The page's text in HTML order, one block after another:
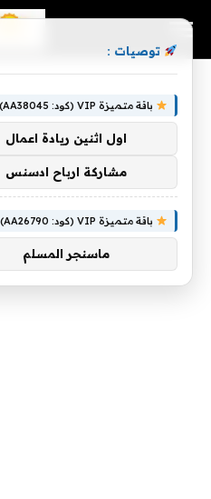
توصيات :
باقة متميزة VIP (كود: AA38045):
اول اثنين ريادة اعمال
مشاركة ارباح ادسنس
باقة متميزة VIP (كود: AA26790):
ماسنجر المسلم